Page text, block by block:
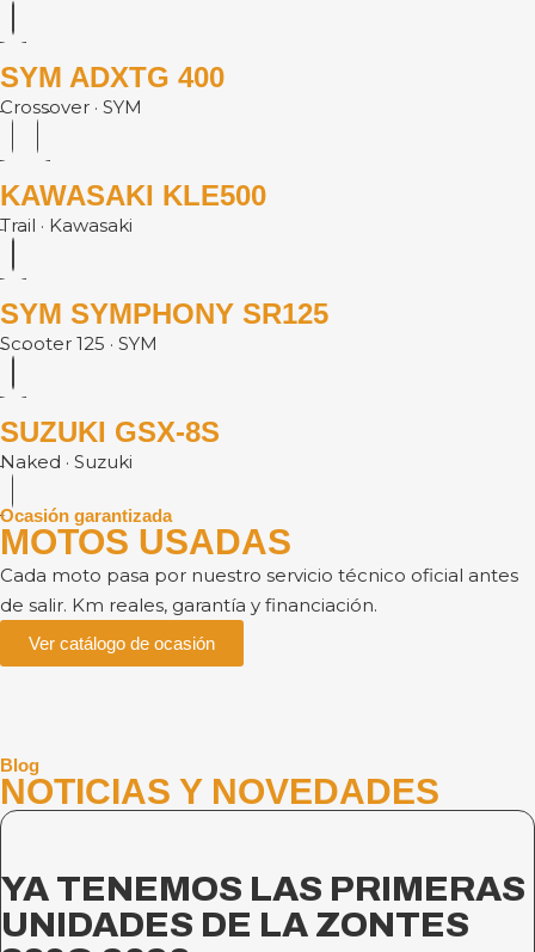
SYM ADXTG 400
Crossover · SYM
KAWASAKI KLE500
Trail · Kawasaki
SYM SYMPHONY SR125
Scooter 125 · SYM
SUZUKI GSX-8S
Naked · Suzuki
Ocasión garantizada
MOTOS USADAS
Cada moto pasa por nuestro servicio técnico oficial antes
de salir. Km reales, garantía y financiación.
Ver catálogo de ocasión
Blog
NOTICIAS Y NOVEDADES
YA TENEMOS LAS PRIMERAS
UNIDADES DE LA ZONTES